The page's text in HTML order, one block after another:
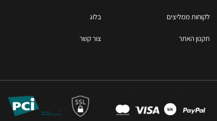
לקוחות ממליצים בלוג
תקנון האתר צור קשר